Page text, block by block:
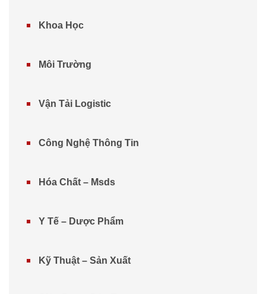
Khoa Học
Môi Trường
Vận Tải Logistic
Công Nghệ Thông Tin
Hóa Chất – Msds
Y Tế – Dược Phẩm
Kỹ Thuật – Sản Xuất